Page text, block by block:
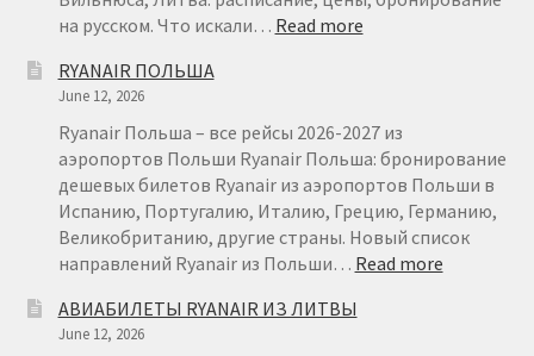
РАЙАНЭЙР НА РУССКОМ | КНФТФШК
РЕГИСТРАЦИЯ НА РЕЙС RYANAIR
Регистрация ребенка на рейс RYANAIR
Рим
Рождественские направления от € 9
Райнэйр на русском
на русском. Что искали… Read more:
ОТ
€
29
RYANAIR ПОЛЬША
June 12, 2026
Ryanair Польша – все рейсы 2026-2027 из
аэропортов Польши Ryanair Польша: бронирование
дешевых билетов Ryanair из аэропортов Польши в
Испанию, Португалию, Италию, Грецию, Германию,
Великобританию, другие страны. Новый список
направлений Ryanair из Польши… Read more:
АВИАБИЛЕТЫ RYANAIR ИЗ ЛИТВЫ
June 12, 2026